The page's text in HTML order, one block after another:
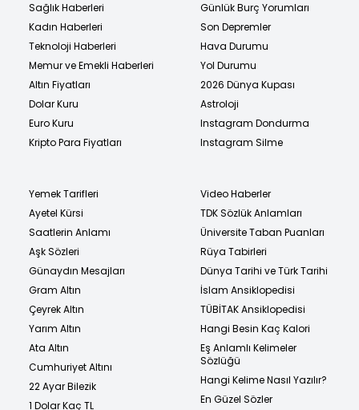
Sağlık Haberleri
Kadın Haberleri
Teknoloji Haberleri
Memur ve Emekli Haberleri
Altın Fiyatları
Dolar Kuru
Euro Kuru
Kripto Para Fiyatları
Günlük Burç Yorumları
Son Depremler
Hava Durumu
Yol Durumu
2026 Dünya Kupası
Astroloji
Instagram Dondurma
Instagram Silme
Yemek Tarifleri
Ayetel Kürsi
Saatlerin Anlamı
Aşk Sözleri
Günaydın Mesajları
Gram Altın
Çeyrek Altın
Yarım Altın
Ata Altın
Cumhuriyet Altını
22 Ayar Bilezik
1 Dolar Kaç TL
Video Haberler
TDK Sözlük Anlamları
Üniversite Taban Puanları
Rüya Tabirleri
Dünya Tarihi ve Türk Tarihi
İslam Ansiklopedisi
TÜBİTAK Ansiklopedisi
Hangi Besin Kaç Kalori
Eş Anlamlı Kelimeler
Sözlüğü
Hangi Kelime Nasıl Yazılır?
En Güzel Sözler